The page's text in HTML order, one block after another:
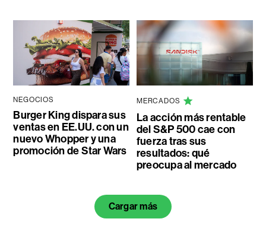
NEGOCIOS
Burger King dispara sus
ventas en EE.UU. con un
nuevo Whopper y una
promoción de Star Wars
MERCADOS
La acción más rentable
del S&P 500 cae con
fuerza tras sus
resultados: qué
preocupa al mercado
Cargar más